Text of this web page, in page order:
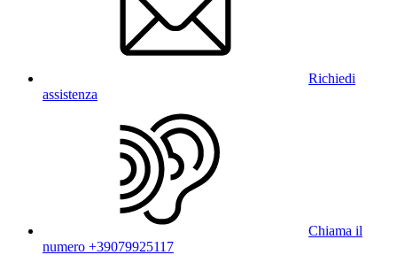
Richiedi
assistenza
Chiama il
numero +39079925117